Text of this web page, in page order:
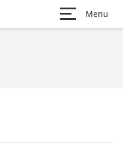
Menu